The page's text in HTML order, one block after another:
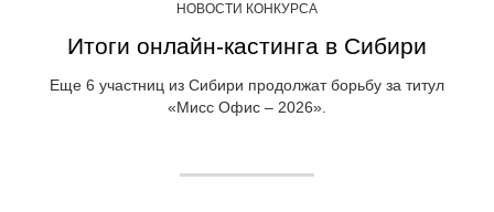
НОВОСТИ КОНКУРСА
Итоги онлайн-кастинга в Сибири
Еще 6 участниц из Сибири продолжат борьбу за титул
«Мисс Офис – 2026».